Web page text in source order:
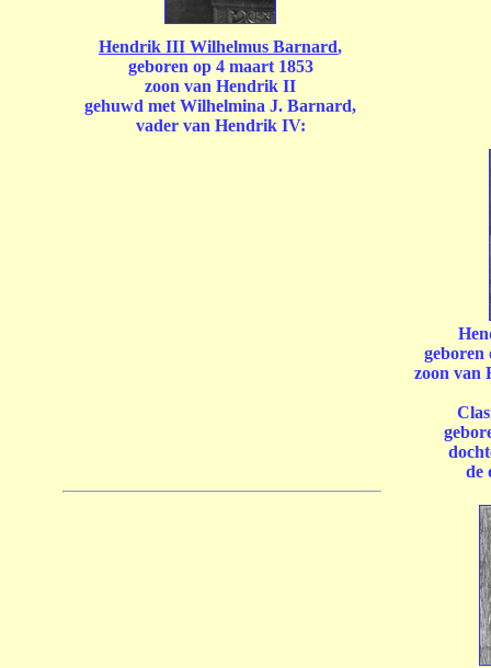
Hendrik III Wilhelmus Barnard,
geboren op 4 maart 1853
zoon van Hendrik II
gehuwd met Wilhelmina J. Barnard,
vader van Hendrik IV:
geboren
zoon van
de